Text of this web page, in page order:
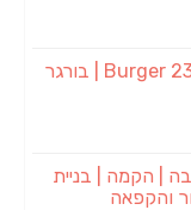
בורגר באשכול | בורגר 232 | Burger 232 | בורגר
| הקמה | בניית
והקפאה